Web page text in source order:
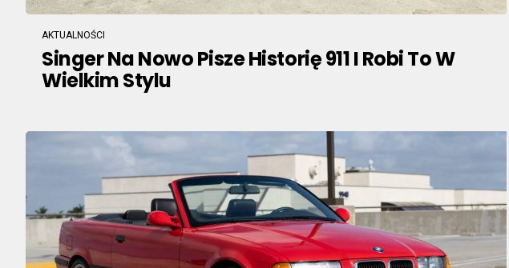
AKTUALNOŚCI
Singer Na Nowo Pisze Historię 911 I Robi To W
Wielkim Stylu